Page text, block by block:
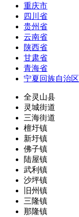
重庆市
四川省
贵州省
云南省
陕西省
甘肃省
青海省
宁夏回族自治区
全灵山县
灵城街道
三海街道
檀圩镇
新圩镇
佛子镇
陆屋镇
武利镇
沙坪镇
旧州镇
三隆镇
那隆镇